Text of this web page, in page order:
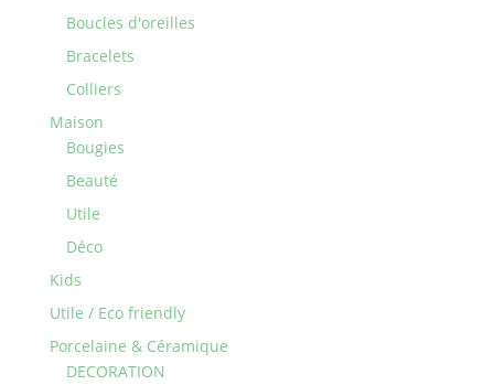
Boucles d'oreilles
Bracelets
Colliers
Maison
Bougies
Beauté
Utile
Déco
Kids
Utile / Eco friendly
Porcelaine & Céramique
DECORATION